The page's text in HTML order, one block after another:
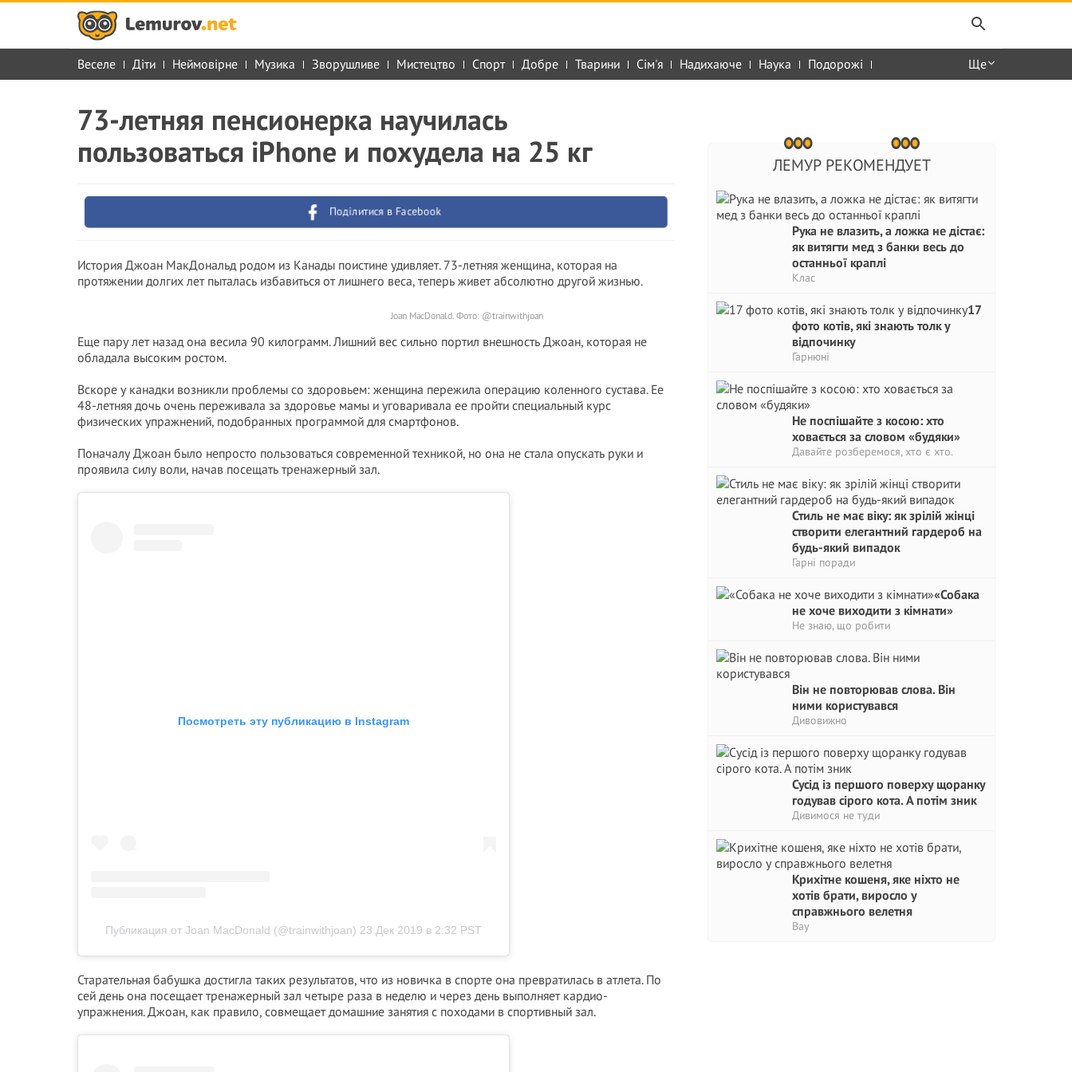
Веселе Діти Неймовірне Музика Зворушливе Мистецтво Спорт Добре Тварини Сім'я Надихаюче Наука Подорожі Ще
ЛЕМУР РЕКОМЕНДУЕТ
Рука не влазить, а ложка не дістає:
як витягти мед з банки весь до
останньої краплі
Клас
17
фото котів, які знають толк у
відпочинку
Гарнюні
Не поспішайте з косою: хто
ховається за словом «будяки»
Давайте розберемося, хто є хто.
Стиль не має віку: як зрілій жінці
створити елегантний гардероб на
будь-який випадок
Гарні поради
«Собака
не хоче виходити з кімнати»
Не знаю, що робити
Він не повторював слова. Він
ними користувався
Дивовижно
Сусід із першого поверху щоранку
годував сірого кота. А потім зник
Дивимося не туди
Крихітне кошеня, яке ніхто не
хотів брати, виросло у
справжнього велетня
Вау
73-летняя пенсионерка научилась
пользоваться iPhone и похудела на 25 кг
Поділитися в Facebook
История Джоан МакДональд родом из Канады поистине удивляет. 73-летняя женщина, которая на
протяжении долгих лет пыталась избавиться от лишнего веса, теперь живет абсолютно другой жизнью.
Joan MacDonald. Фото: @trainwithjoan
Еще пару лет назад она весила 90 килограмм. Лишний вес сильно портил внешность Джоан, которая не
обладала высоким ростом.
Вскоре у канадки возникли проблемы со здоровьем: женщина пережила операцию коленного сустава. Ее
48-летняя дочь очень переживала за здоровье мамы и уговаривала ее пройти специальный курс
физических упражнений, подобранных программой для смартфонов.
Поначалу Джоан было непросто пользоваться современной техникой, но она не стала опускать руки и
проявила силу воли, начав посещать тренажерный зал.
Посмотреть эту публикацию в Instagram
Публикация от Joan MacDonald (@trainwithjoan) 23 Дек 2019 в 2:32 PST
Старательная бабушка достигла таких результатов, что из новичка в спорте она превратилась в атлета. По
сей день она посещает тренажерный зал четыре раза в неделю и через день выполняет кардио-
упражнения. Джоан, как правило, совмещает домашние занятия с походами в спортивный зал.